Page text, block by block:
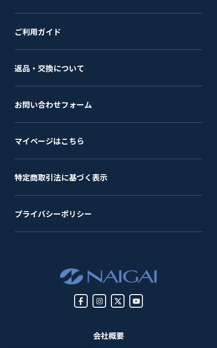
会社概要
ご利用ガイド
返品・交換について
お問い合わせフォーム
マイページはこちら
特定商取引法に基づく表示
プライバシーポリシー